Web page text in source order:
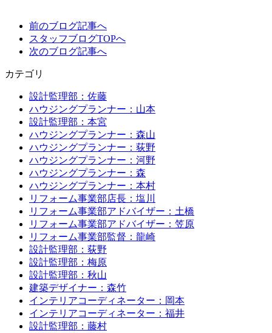
前のブログ記事へ
スタッフブログTOPへ
次のブログ記事へ
カテゴリ
設計監理部：佐藤
ハウジングプランナー：山本
設計監理部：本宮
ハウジングプランナー：森山
ハウジングプランナー：荻野
ハウジングプランナー：河野
ハウジングプランナー：森
ハウジングプランナー：本村
リフォーム事業部店長：塩川
リフォーム事業部アドバイザー：土橋
リフォーム事業部アドバイザー：笠原
リフォーム事業部監督：龍崎
設計監理部：荻野
設計監理部：梅原
設計監理部：秋山
建築デザイナー：森竹
インテリアコーディネーター：岡本
インテリアコーディネーター：福井
設計監理部：藤村